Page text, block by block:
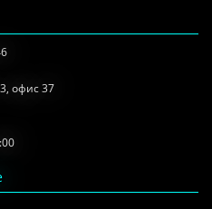
офис 37